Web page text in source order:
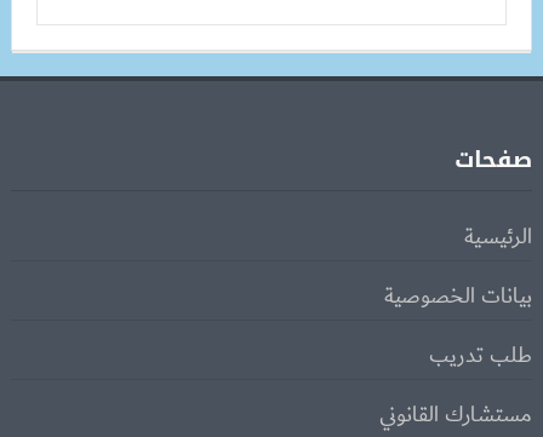
صفحات
الرئيسية
بيانات الخصوصية
طلب تدريب
مستشارك القانوني